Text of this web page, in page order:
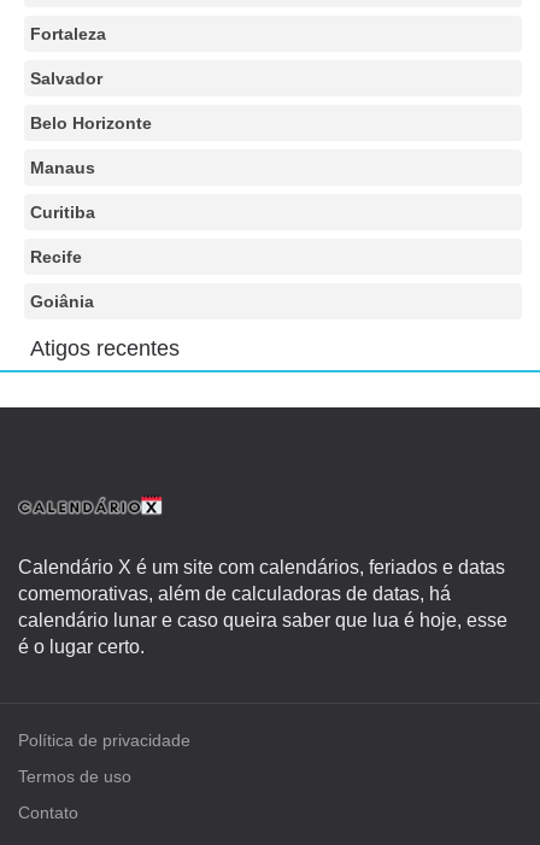
Fortaleza
Salvador
Belo Horizonte
Manaus
Curitiba
Recife
Goiânia
Atigos recentes
Calendário X é um site com calendários, feriados e datas
comemorativas, além de calculadoras de datas, há
calendário lunar e caso queira saber que lua é hoje, esse
é o lugar certo.
Política de privacidade
Termos de uso
Contato